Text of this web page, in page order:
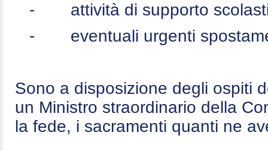
-
attività di supporto
-
eventuali urgenti
Sono a disposizione degli ospiti
un Ministro straordinario della
la fede, i sacramenti quanti ne